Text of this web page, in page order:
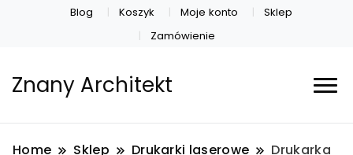
Blog Koszyk Moje konto
Sklep
Zamówienie
Znany Architekt
Home Sklep Drukarki laserowe
Drukarka